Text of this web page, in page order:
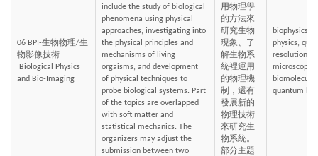
06 BPI-生物物理/生
物影像技術
and Bio-Imaging
include the study of biological
phenomena using physical
approaches, investigating into
the physical principles and
mechanisms of living
orgaisms, and development
of physical techniques to
probe biological systems. Part
of the topics are overlapped
with soft matter and
statistical mechanics. The
organizers may adjust the
submission between two
用物理學
的方法來
研究生物
現象、了
解生物系
統裡運用
的物理機
制，還有
發展新的
物理技術
來研究生
物系統。
部分主題
biophysics,
physics,
resolution
microscopy,
quantum